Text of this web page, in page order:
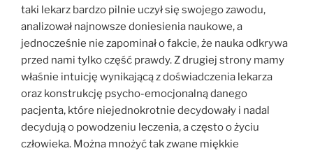
taki lekarz bardzo pilnie uczył się swojego zawodu,
analizował najnowsze doniesienia naukowe, a
jednocześnie nie zapominał o fakcie, że nauka odkrywa
przed nami tylko część prawdy. Z drugiej strony mamy
właśnie intuicję wynikającą z doświadczenia lekarza
oraz konstrukcję psycho-emocjonalną danego
pacjenta, które niejednokrotnie decydowały i nadal
decydują o powodzeniu leczenia, a często o życiu
człowieka. Można mnożyć tak zwane miękkie